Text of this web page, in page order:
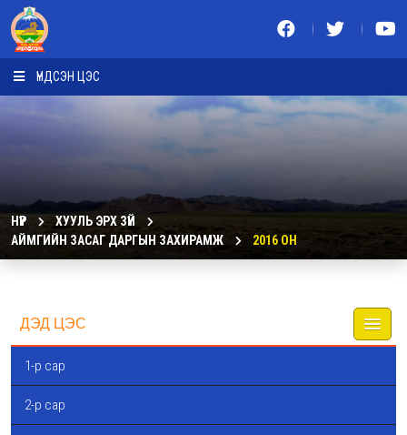
ҮНДСЭН ЦЭС
НҮҮР
ХУУЛЬ ЭРХ ЗҮЙ
АЙМГИЙН ЗАСАГ ДАРГЫН ЗАХИРАМЖ
2016 ОН
ДЭД ЦЭС
1-р сар
2-р сар